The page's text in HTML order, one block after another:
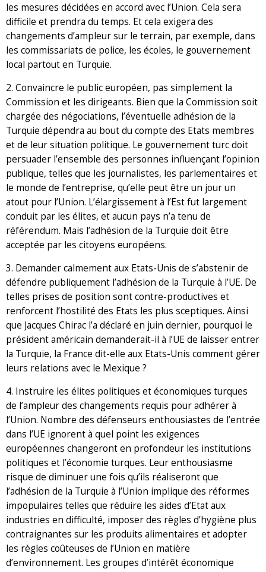
les mesures décidées en accord avec l’Union. Cela sera
difficile et prendra du temps. Et cela exigera des
changements d’ampleur sur le terrain, par exemple, dans
les commissariats de police, les écoles, le gouvernement
local partout en Turquie.
2. Convaincre le public européen, pas simplement la
Commission et les dirigeants. Bien que la Commission soit
chargée des négociations, l’éventuelle adhésion de la
Turquie dépendra au bout du compte des Etats membres
et de leur situation politique. Le gouvernement turc doit
persuader l’ensemble des personnes influençant l’opinion
publique, telles que les journalistes, les parlementaires et
le monde de l’entreprise, qu’elle peut être un jour un
atout pour l’Union. L’élargissement à l’Est fut largement
conduit par les élites, et aucun pays n’a tenu de
référendum. Mais l’adhésion de la Turquie doit être
acceptée par les citoyens européens.
3. Demander calmement aux Etats-Unis de s’abstenir de
défendre publiquement l’adhésion de la Turquie à l’UE. De
telles prises de position sont contre-productives et
renforcent l’hostilité des Etats les plus sceptiques. Ainsi
que Jacques Chirac l’a déclaré en juin dernier, pourquoi le
président américain demanderait-il à l’UE de laisser entrer
la Turquie, la France dit-elle aux Etats-Unis comment gérer
leurs relations avec le Mexique ?
4. Instruire les élites politiques et économiques turques
de l’ampleur des changements requis pour adhérer à
l’Union. Nombre des défenseurs enthousiastes de l’entrée
dans l’UE ignorent à quel point les exigences
européennes changeront en profondeur les institutions
politiques et l’économie turques. Leur enthousiasme
risque de diminuer une fois qu’ils réaliseront que
l’adhésion de la Turquie à l’Union implique des réformes
impopulaires telles que réduire les aides d’Etat aux
industries en difficulté, imposer des règles d’hygiène plus
contraignantes sur les produits alimentaires et adopter
les règles coûteuses de l’Union en matière
d’environnement. Les groupes d’intérêt économique